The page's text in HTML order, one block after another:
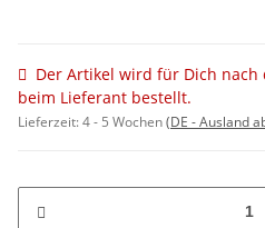
Der Artikel wird für Dich nach
beim Lieferant bestellt.
Lieferzeit:4 - 5 Wochen(DE - Ausland